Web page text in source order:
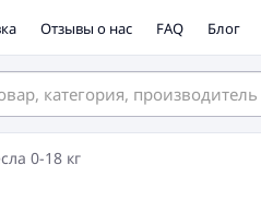
Отзывы о нас FAQ Блог
0-18 кг